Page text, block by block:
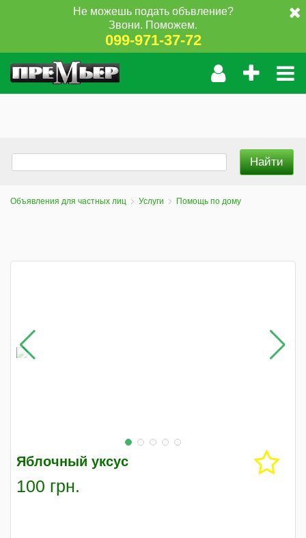
Не можешь подать объвление?
Звони. Поможем.
099-971-37-72
Объявления для частных лиц Услуги Помощь по дому
Яблочный уксус
100 грн.